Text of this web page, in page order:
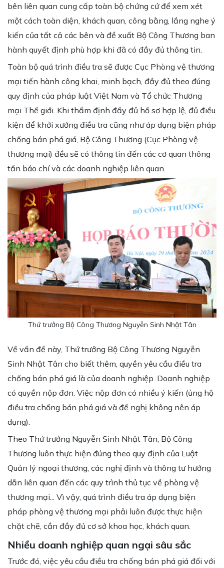
bên liên quan cung cấp toàn bộ chứng cứ để xem xét
một cách toàn diện, khách quan, công bằng, lắng nghe ý
kiến của tất cả các bên và đề xuất Bộ Công Thương ban
hành quyết định phù hợp khi đã có đầy đủ thông tin.
Toàn bộ quá trình điều tra sẽ được Cục Phòng vệ thương
mại tiến hành công khai, minh bạch, đầy đủ theo đúng
quy định của pháp luật Việt Nam và Tổ chức Thương
mại Thế giới. Khi thẩm định đầy đủ hồ sơ hợp lệ, đủ điều
kiện để khởi xướng điều tra cũng như áp dụng biện pháp
chống bán phá giá, Bộ Công Thương (Cục Phòng vệ
thương mại) đều sẽ có thông tin đến các cơ quan thông
tấn báo chí và các doanh nghiệp liên quan.
Thứ trưởng Bộ Công Thương Nguyễn Sinh Nhật Tân
Về vấn đề này, Thứ trưởng Bộ Công Thương Nguyễn
Sinh Nhật Tân cho biết thêm, quyền yêu cầu điều tra
chống bán phá giá là của doanh nghiệp. Doanh nghiệp
có quyền nộp đơn. Việc nộp đơn có nhiều ý kiến (ủng hộ
điều tra chống bán phá giá và đề nghị không nên áp
dụng).
Theo Thứ trưởng Nguyễn Sinh Nhật Tân, Bộ Công
Thương luôn thực hiện đúng theo quy định của Luật
Quản lý ngoại thương, các nghị định và thông tư hướng
dẫn liên quan đến các quy trình thủ tục về phòng vệ
thương mại... Vì vậy, quá trình điều tra áp dụng biện
pháp phòng vệ thương mại phải luôn được thực hiện
chặt chẽ, cần đầy đủ cơ sở khoa học, khách quan.
Nhiều doanh nghiệp quan ngại sâu sắc
Trước đó, việc yêu cầu điều tra chống bán phá giá đối với